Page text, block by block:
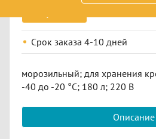
Срок заказа 4-10 дней
морозильный; для хранения
-40 до -20 °C; 180 л; 220 В
Описание